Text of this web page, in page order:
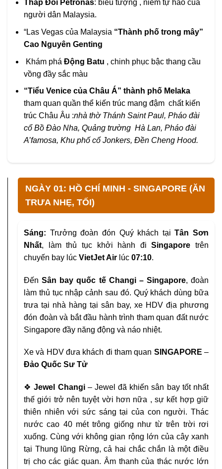
Tháp Đôi Petronas: biểu tượng , niềm tự hào của
người dân Malaysia.
“Las Vegas của Malaysia “Thành phố trong mây”
Cao Nguyên Genting
Khám phá Động Batu , chinh phục bậc thang cầu
vồng đầy sắc màu
“Tiểu Venice của Châu Á” thành phố Melaka
tham quan quần thể kiến trúc mang đậm chất kiến
trúc Châu Âu :nhà thờ Thánh Saint Paul, Pháo đài
cổ Bồ Đào Nha, Quảng trường Hà Lan, Pháo đài
A’famosa, Khu phố cổ Jonkers, Đền Cheng Hood.
NGÀY 01: HỒ CHÍ MINH - SINGAPORE (ĂN
TRƯA NHẸ, TỐI)
Sáng: Trưởng đoàn đón Quý khách tạiTân Sơn
Nhất, làm thủ tục khởi hành điSingapore trên
chuyến bay lúc VietJet Air lúc 07:10.
ĐếnSân bay quốc tếChangi – Singapore, đoàn
làm thủ tục nhậpcảnh sau đó. Quý khách dùng bữa
trưa tại nhà hàng tại sân bay, xe HDV địa phương
đón đoàn và bắt đầu hành trình tham quan đất nước
Singapore đầy năng động và náo nhiệt.
Xe và HDV đưa khách đi tham quan SINGAPORE–
Đảo Quốc Sư Tử
❖Jewel Changi – Jewel đã khiến sân bay tốt nhất
thế giới trở nên tuyệt vời hơn nữa , sự kết hợp giữ
thiên nhiên với sức sángtại của con người. Thác
nước cao 40 mét trông giống như từ trên trời rơi
xuống. Cùng với không gian rộng lớn của cây xanh
tại Thung lũng Rừng, cả hai chắc chắn là một điều
trị cho các giácquan. Âm thanh của thác nước lớn